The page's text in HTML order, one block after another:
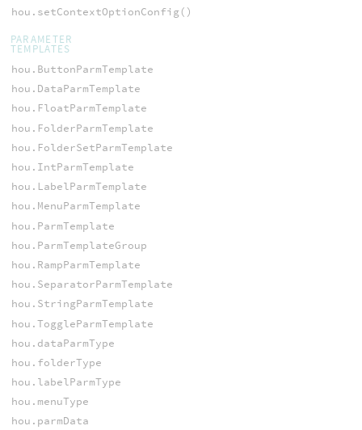
hou.setContextOptionConfig()
PARAMETER
TEMPLATES
hou.ButtonParmTemplate
hou.DataParmTemplate
hou.FloatParmTemplate
hou.FolderParmTemplate
hou.FolderSetParmTemplate
hou.IntParmTemplate
hou.LabelParmTemplate
hou.MenuParmTemplate
hou.ParmTemplate
hou.ParmTemplateGroup
hou.RampParmTemplate
hou.SeparatorParmTemplate
hou.StringParmTemplate
hou.ToggleParmTemplate
hou.dataParmType
hou.folderType
hou.labelParmType
hou.menuType
hou.parmData